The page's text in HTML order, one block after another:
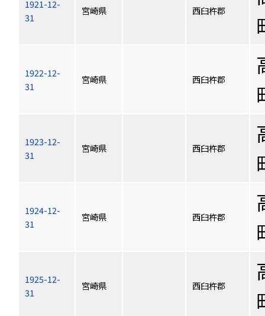
1921-12-
31
宮崎県 西臼杵郡
1922-12-
31
宮崎県 西臼杵郡
1923-12-
31
宮崎県 西臼杵郡
1924-12-
31
宮崎県 西臼杵郡
1925-12-
31
宮崎県 西臼杵郡